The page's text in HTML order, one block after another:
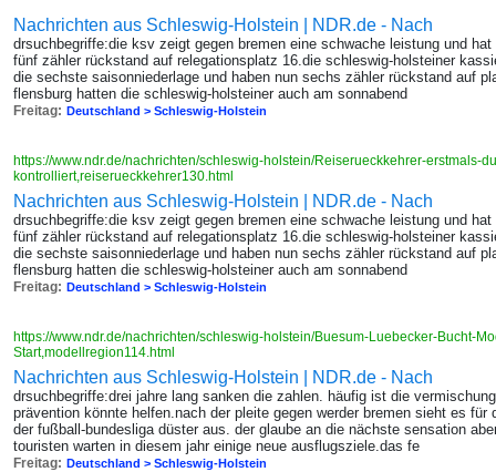
Nachrichten aus Schleswig-Holstein | NDR.de - Nach
drsuchbegriffe:die ksv zeigt gegen bremen eine schwache leistung und
fünf zähler rückstand auf relegationsplatz 16.die schleswig-holsteiner
die sechste saisonniederlage und haben nun sechs zähler rückstand auf
flensburg hatten die schleswig-holsteiner auch am sonnabend
Freitag: Deutschland > Schleswig-Holstein
https://www.ndr.de/nachrichten/schleswig-holstein/Reiserueckkehrer-erstmals-
kontrolliert,reiserueckkehrer130.html
Nachrichten aus Schleswig-Holstein | NDR.de - Nach
drsuchbegriffe:die ksv zeigt gegen bremen eine schwache leistung und
fünf zähler rückstand auf relegationsplatz 16.die schleswig-holsteiner
die sechste saisonniederlage und haben nun sechs zähler rückstand auf
flensburg hatten die schleswig-holsteiner auch am sonnabend
Freitag: Deutschland > Schleswig-Holstein
https://www.ndr.de/nachrichten/schleswig-holstein/Buesum-Luebecker-Bucht-
Start,modellregion114.html
Nachrichten aus Schleswig-Holstein | NDR.de - Nach
drsuchbegriffe:drei jahre lang sanken die zahlen. häufig ist die
prävention könnte helfen.nach der pleite gegen werder bremen sieht es
der fußball-bundesliga düster aus. der glaube an die nächste sensation
touristen warten in diesem jahr einige neue ausflugsziele.das fe
Freitag: Deutschland > Schleswig-Holstein